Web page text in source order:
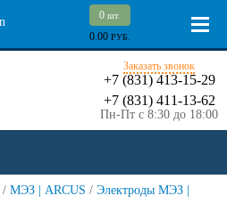
0 шт.
0.00 РУБ.
Заказать звонок
+7 (831) 413-15-29
+7 (831) 411-13-62
Пн-Пт с 8:30 до 18:00
/ МЭЗ | ARCUS / Электроды МЭЗ |